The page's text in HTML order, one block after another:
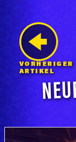
VORHERIGER
ARTIKEL